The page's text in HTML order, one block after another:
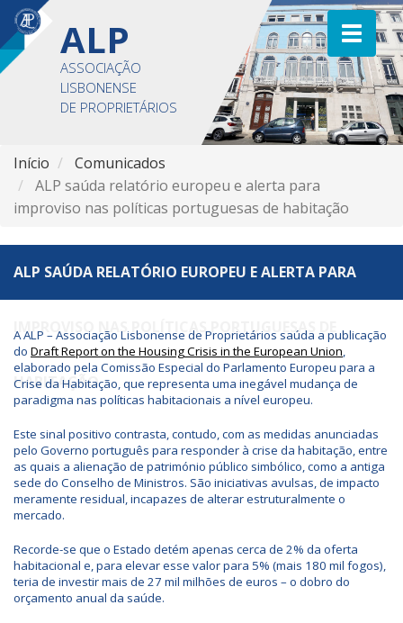
ALP
ASSOCIAÇÃO
LISBONENSE
DE PROPRIETÁRIOS
Início
Comunicados
ALP saúda relatório europeu e alerta para
improviso nas políticas portuguesas de habitação
ALP SAÚDA RELATÓRIO EUROPEU E ALERTA PARA
IMPROVISO NAS POLÍTICAS PORTUGUESAS DE
HABITAÇÃO
A ALP – Associação Lisbonense de Proprietários saúda a publicação
do Draft Report on the Housing Crisis in the European Union,
elaborado pela Comissão Especial do Parlamento Europeu para a
Crise da Habitação, que representa uma inegável mudança de
paradigma nas políticas habitacionais a nível europeu.
Este sinal positivo contrasta, contudo, com as medidas anunciadas
pelo Governo português para responder à crise da habitação, entre
as quais a alienação de património público simbólico, como a antiga
sede do Conselho de Ministros. São iniciativas avulsas, de impacto
meramente residual, incapazes de alterar estruturalmente o
mercado.
Recorde-se que o Estado detém apenas cerca de 2% da oferta
habitacional e, para elevar esse valor para 5% (mais 180 mil fogos),
teria de investir mais de 27 mil milhões de euros – o dobro do
orçamento anual da saúde.